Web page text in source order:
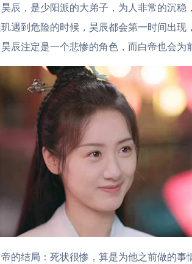
辰，是少阳派的大弟子，为人非常的沉
遇到危险的时候，昊辰都会第一时间出
辰注定是一个悲惨的角色，而白帝也会为
的结局：死状很惨，算是为他之前做的